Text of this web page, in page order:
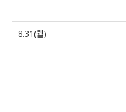
8.31(월)